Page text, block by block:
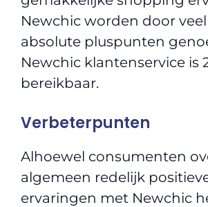
Newchic worden door
absolute pluspunten
Newchic klantenservice is
bereikbaar.
Verbeterpunten
Alhoewel consumenten
algemeen redelijk
ervaringen met Newchic